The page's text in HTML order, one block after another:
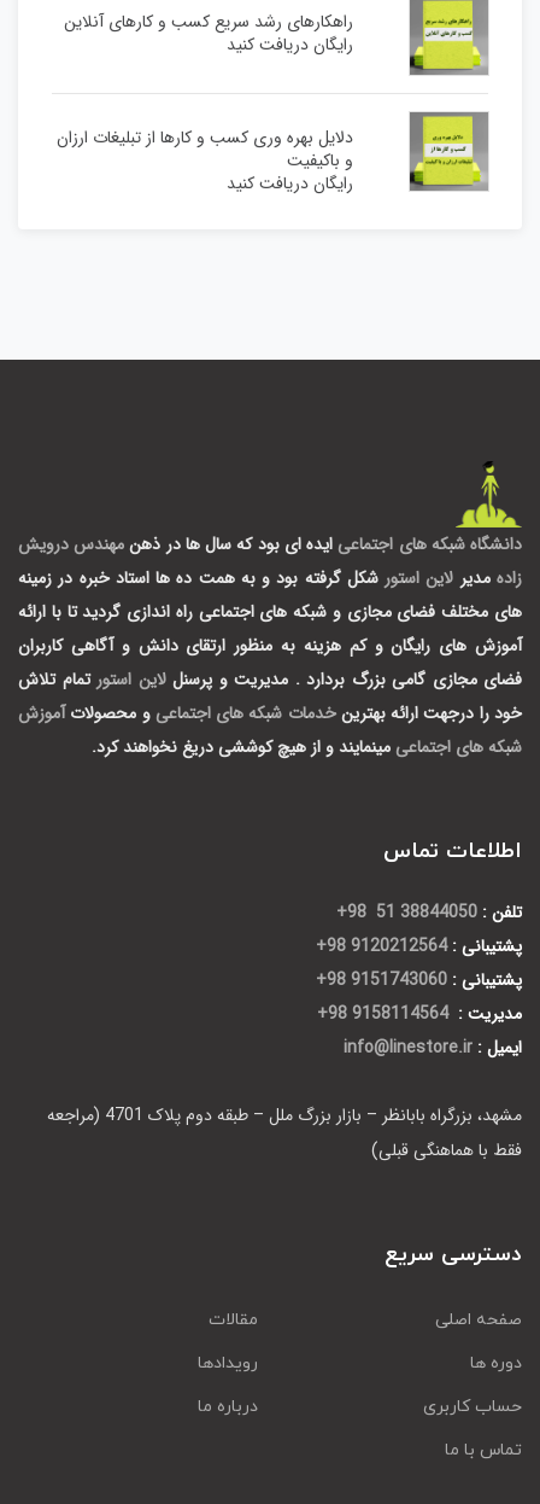
راهکارهای رشد سریع کسب و کارهای آنلاین
رایگان دریافت کنید
دلایل بهره وری کسب و کارها از تبلیغات ارزان
و باکیفیت
رایگان دریافت کنید
دانشگاه شبکه های اجتماعی ایده ای بود که سال ها در ذهنمهندس درویش
زاده مدیر لاین استور شکل گرفته بود و به همت ده ها استاد خبره در زمینه
های مختلف فضای مجازی و شبکه های اجتماعی راه اندازی گردید تا با ارائه
آموزش های رایگان و کم هزینه به منظور ارتقای دانش و آگاهی کاربران
فضای مجازی گامی بزرگ بردارد . مدیریت و پرسنللاین استور تمام تلاش
خود را درجهت ارائه بهترینخدمات شبکه های اجتماعی و محصولات آموزش
شبکه های اجتماعی مینمایند و از هیچ کوششی دریغ نخواهند کرد.
اطلاعات تماس
تلفن : 38844050 51 98+
پشتیبانی : 9120212564 98+
پشتیبانی : 9151743060 98+
مدیریت : 9158114564 98+
ایمیل : info@linestore.ir
مشهد، بزرگراه بابانظر – بازار بزرگ ملل – طبقه دوم پلاک 4701 (مراجعه
فقط با هماهنگی قبلی)
دسترسی سریع
صفحه اصلی
مقالات
دوره ها
رویدادها
حساب کاربری
درباره ما
تماس با ما